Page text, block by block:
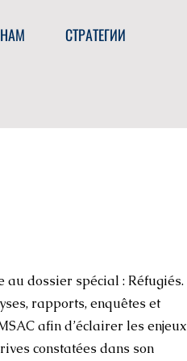
СТРАТЕГИИ
au dossier spécial : Réfugiés.
rapports, enquêtes et
afin d’éclairer les enjeux
constatées dans son